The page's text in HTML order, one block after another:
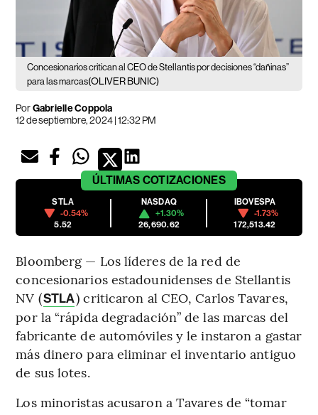
Concesionarios critican al CEO de Stellantis por decisiones “dañinas”
para las marcas(OLIVER BUNIC)
PorGabrielle Coppola
12 de septiembre, 2024 | 12:32 PM
ÚLTIMAS COTIZACIONES
STLA
-0.54%
5.52
NASDAQ
+1.30%
26,690.62
IBOVESPA
-1.73%
172,513.42
Bloomberg — Los líderes de la red de
concesionarios estadounidenses de Stellantis
NV (STLA) criticaron al CEO, Carlos Tavares,
por la “rápida degradación” de las marcas del
fabricante de automóviles y le instaron a gastar
más dinero para eliminar el inventario antiguo
de sus lotes.
Los minoristas acusaron a Tavares de “tomar